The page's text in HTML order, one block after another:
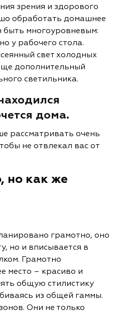
зрения и здорового
обработать домашнее
быть многоуровневым:
у рабочего стола.
свет холодных
дополнительный
светильника.
дома.
рассматривать очень
не отвлекал вас от
но как же
грамотно, оно
но и вписывается в
Грамотно
место – красиво и
общую стилистику
из общей гаммы.
Они не только